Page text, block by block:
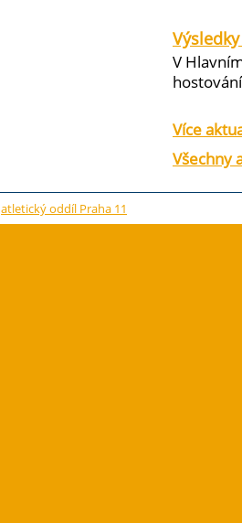
V
Více
Všechny
atletický oddíl Praha 11